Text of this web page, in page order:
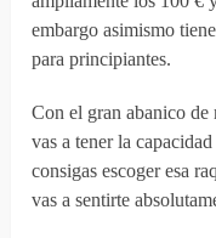
embargo asimismo
para principiantes.
Con el gran abanico de
vas a tener la
consigas escoger esa
vas a sentirte